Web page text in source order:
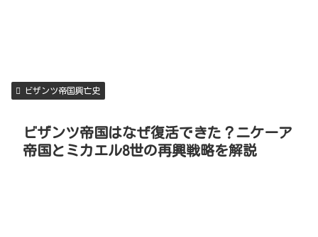
ビザンツ帝国興亡史
ビザンツ帝国はなぜ復活できた？ニケーア
帝国とミカエル8世の再興戦略を解説